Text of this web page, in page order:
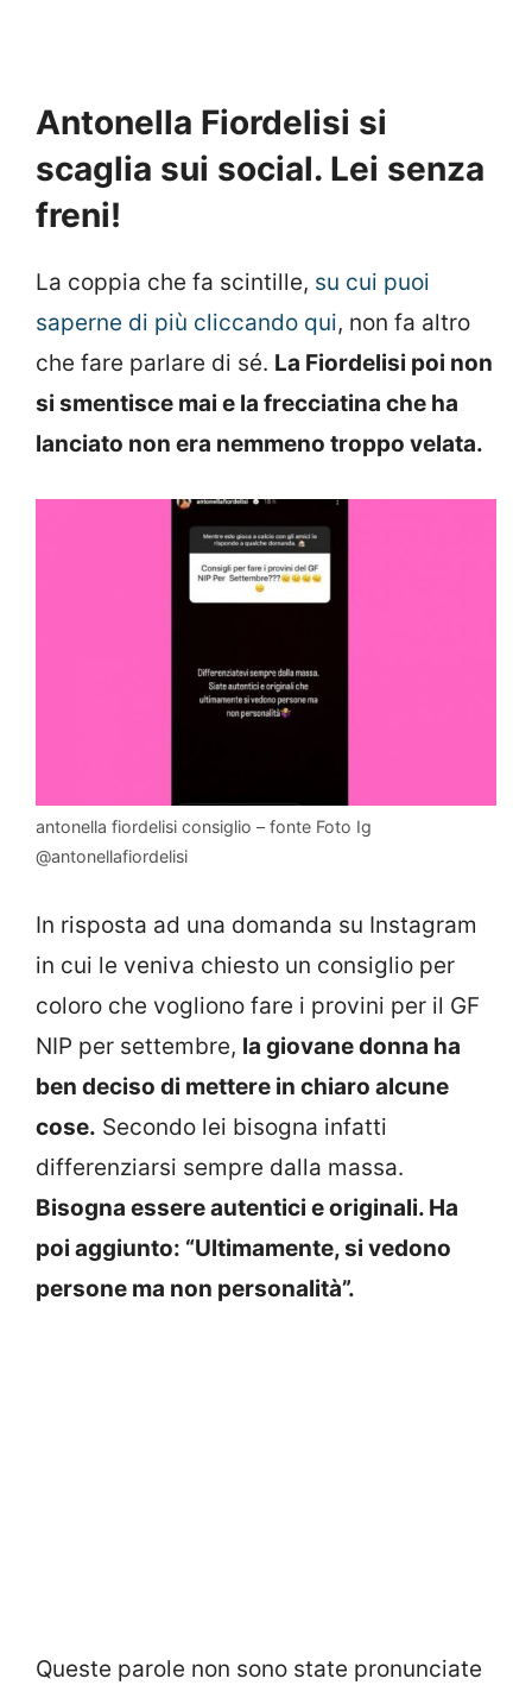
Antonella Fiordelisi si
scaglia sui social. Lei senza
freni!
La coppia che fa scintille, su cui puoi
saperne di più cliccando qui, non fa altro
che fare parlare di sé. La Fiordelisi poi non
si smentisce mai e la frecciatina che ha
lanciato non era nemmeno troppo velata.
antonella fiordelisi consiglio – fonte Foto Ig
@antonellafiordelisi
In risposta ad una domanda su Instagram
in cui le veniva chiesto un consiglio per
coloro che vogliono fare i provini per il GF
NIP per settembre, la giovane donna ha
ben deciso di mettere in chiaro alcune
cose. Secondo lei bisogna infatti
differenziarsi sempre dalla massa.
Bisogna essere autentici e originali. Ha
poi aggiunto: “Ultimamente, si vedono
persone ma non personalità”.
Queste parole non sono state pronunciate